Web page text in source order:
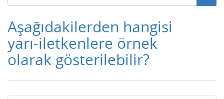
Aşağıdakilerden hangisi
yarı-iletkenlere örnek
olarak gösterilebilir?